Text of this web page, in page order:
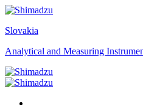
Slovakia
Analytical and Measuring